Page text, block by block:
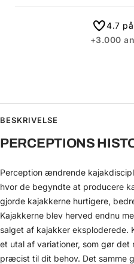
4.7
+3.000
BESKRIVELSE
PERCEPTIONS
Perception ændrende
hvor de begyndte at producere
gjorde kajakkerne hurtigere,
Kajakkerne blev herved endnu
salget af kajakker eksploderede.
et utal af variationer, som gør
præcist til dit behov. Det samme